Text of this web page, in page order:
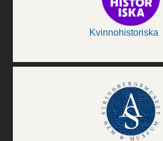
Kvinnohistoriska